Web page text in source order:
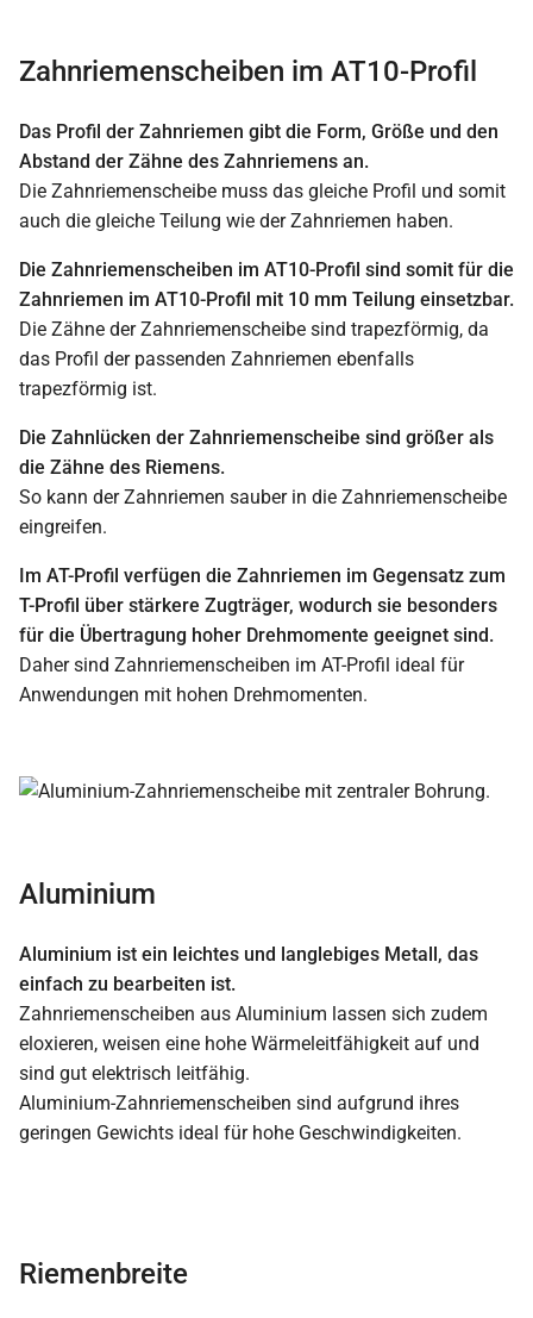
Zahnriemenscheiben im AT10-Profil
Das Profil der Zahnriemen gibt die Form, Größe und den
Abstand der Zähne des Zahnriemens an.
Die Zahnriemenscheibe muss das gleiche Profil und somit
auch die gleiche Teilung wie der Zahnriemen haben.
Die Zahnriemenscheiben im AT10-Profil sind somit für die
Zahnriemen im AT10-Profil mit 10 mm Teilung einsetzbar.
Die Zähne der Zahnriemenscheibe sind trapezförmig, da
das Profil der passenden Zahnriemen ebenfalls
trapezförmig ist.
Die Zahnlücken der Zahnriemenscheibe sind größer als
die Zähne des Riemens.
So kann der Zahnriemen sauber in die Zahnriemenscheibe
eingreifen.
Im AT-Profil verfügen die Zahnriemen im Gegensatz zum
T-Profil über stärkere Zugträger, wodurch sie besonders
für die Übertragung hoher Drehmomente geeignet sind.
Daher sind Zahnriemenscheiben im AT-Profil ideal für
Anwendungen mit hohen Drehmomenten.
Aluminium
Aluminium ist ein leichtes und langlebiges Metall, das
einfach zu bearbeiten ist.
Zahnriemenscheiben aus Aluminium lassen sich zudem
eloxieren, weisen eine hohe Wärmeleitfähigkeit auf und
sind gut elektrisch leitfähig.
Aluminium-Zahnriemenscheiben sind aufgrund ihres
geringen Gewichts ideal für hohe Geschwindigkeiten.
Riemenbreite